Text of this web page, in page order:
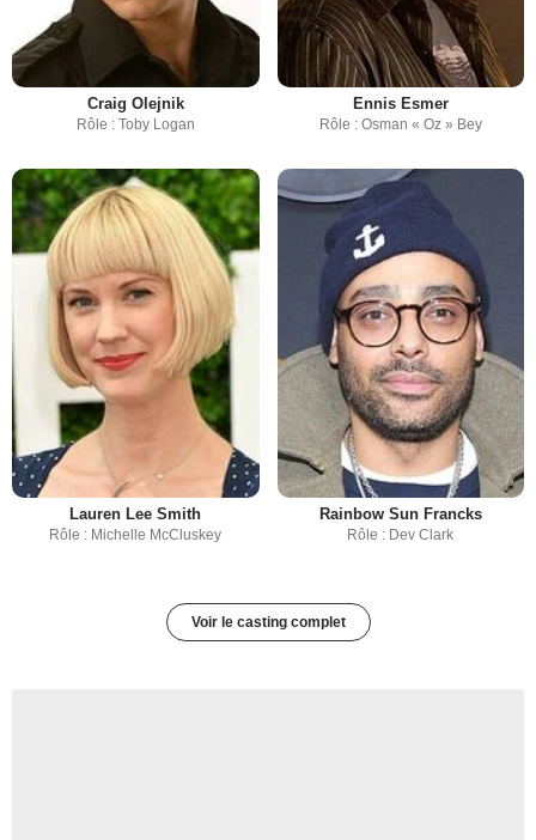
Craig Olejnik
Rôle : Toby Logan
Ennis Esmer
Rôle : Osman « Oz » Bey
Lauren Lee Smith
Rôle : Michelle McCluskey
Rainbow Sun Francks
Rôle : Dev Clark
Voir le casting complet